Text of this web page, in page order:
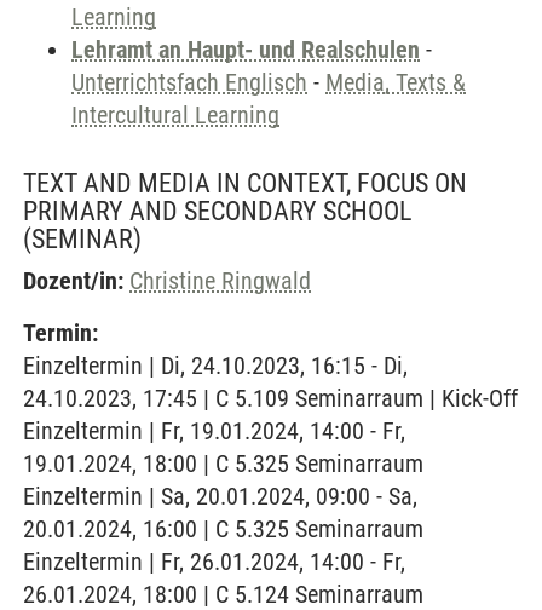
Learning
Lehramt an Haupt- und Realschulen -
Unterrichtsfach Englisch - Media, Texts &
Intercultural Learning
TEXT AND MEDIA IN CONTEXT, FOCUS ON
PRIMARY AND SECONDARY SCHOOL
(SEMINAR)
Dozent/in: Christine Ringwald
Termin:
Einzeltermin | Di, 24.10.2023, 16:15 - Di,
24.10.2023, 17:45 | C 5.109 Seminarraum | Kick-Off
Einzeltermin | Fr, 19.01.2024, 14:00 - Fr,
19.01.2024, 18:00 | C 5.325 Seminarraum
Einzeltermin | Sa, 20.01.2024, 09:00 - Sa,
20.01.2024, 16:00 | C 5.325 Seminarraum
Einzeltermin | Fr, 26.01.2024, 14:00 - Fr,
26.01.2024, 18:00 | C 5.124 Seminarraum